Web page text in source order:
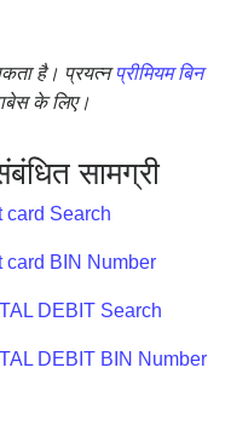
है। प्रयत्नप्रीमियम बिन
के लिए।
सामग्री
card Search
card BIN Number
DEBIT Search
DEBIT BIN Number